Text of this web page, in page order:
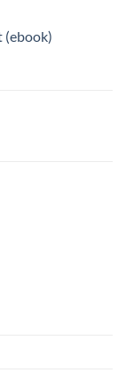
(ebook)